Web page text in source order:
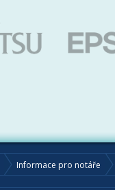
Informace pro notáře